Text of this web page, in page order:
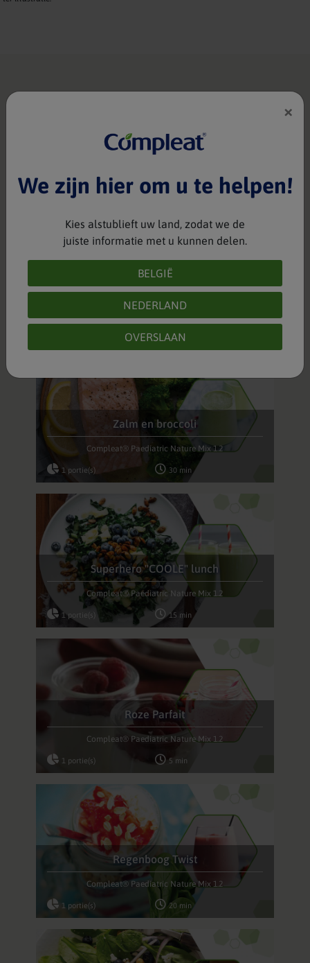
Zie andere recepten
"Zoet" Ontbijtje
Compleat® Paediatric Nature Mix 1.2
1 portie(s) 25 min
Zalm en broccoli
Compleat® Paediatric Nature Mix 1.2
1 portie(s) 30 min
Superhero "COOLE" lunch
Compleat® Paediatric Nature Mix 1.2
1 portie(s) 15 min
Roze Parfait
Compleat® Paediatric Nature Mix 1.2
1 portie(s) 5 min
Regenboog Twist
Compleat® Paediatric Nature Mix 1.2
1 portie(s) 20 min
×
We zijn hier om u te helpen!
Kies alstublieft uw land, zodat we de
juiste informatie met u kunnen delen.
BELGIË
NEDERLAND
OVERSLAAN